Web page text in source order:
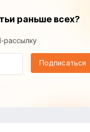
раньше всех?
рассылку
Подписаться